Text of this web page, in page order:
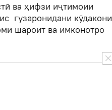
ва ҳифзи иҷтимоии
гузаронидани кӯдакони
шароит ва имконотро